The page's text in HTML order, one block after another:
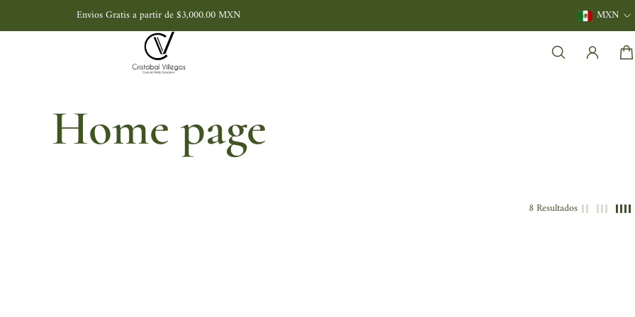
Envios Gratis a partir de $3,000.00 MXN MXN
Home page
8 Resultados